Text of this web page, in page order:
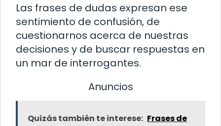
Las frases de dudas expresan ese
sentimiento de confusión, de
cuestionarnos acerca de nuestras
decisiones y de buscar respuestas en
un mar de interrogantes.
Anuncios
Quizás también te interese: Frases de